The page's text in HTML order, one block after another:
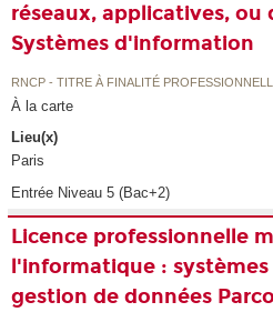
réseaux, applicatives, ou
Systèmes d'information
RNCP - TITRE À FINALITÉ
À la carte
Lieu(x)
Paris
Entrée Niveau 5 (Bac+2)
Licence professionnelle
l'informatique :
gestion de données